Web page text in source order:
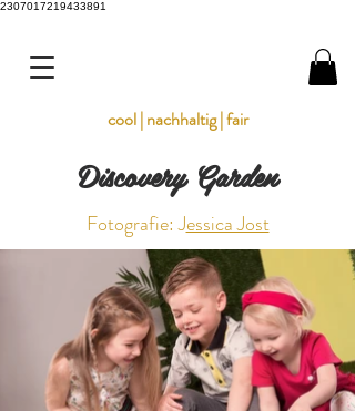
2307017219433891
cool | nachhaltig | fair
Discovery Garden
Fotografie: Jessica Jost